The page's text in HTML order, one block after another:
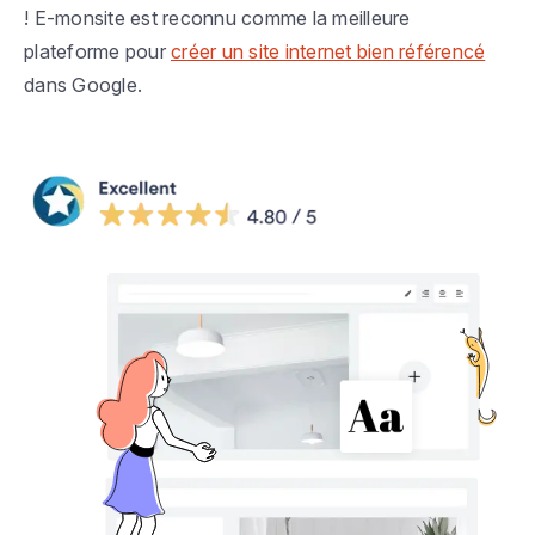
! E-monsite est reconnu comme la meilleure
plateforme pour créer un site internet bien référencé
dans Google.